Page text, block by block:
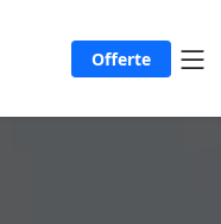
Offerte